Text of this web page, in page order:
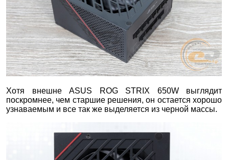
Хотя внешне ASUS ROG STRIX 650W выглядит
поскромнее, чем старшие решения, он остается хорошо
узнаваемым и все так же выделяется из черной массы.